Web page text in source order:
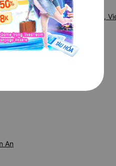
Bỏm, Trảng Bom, Đồng Nai,
An